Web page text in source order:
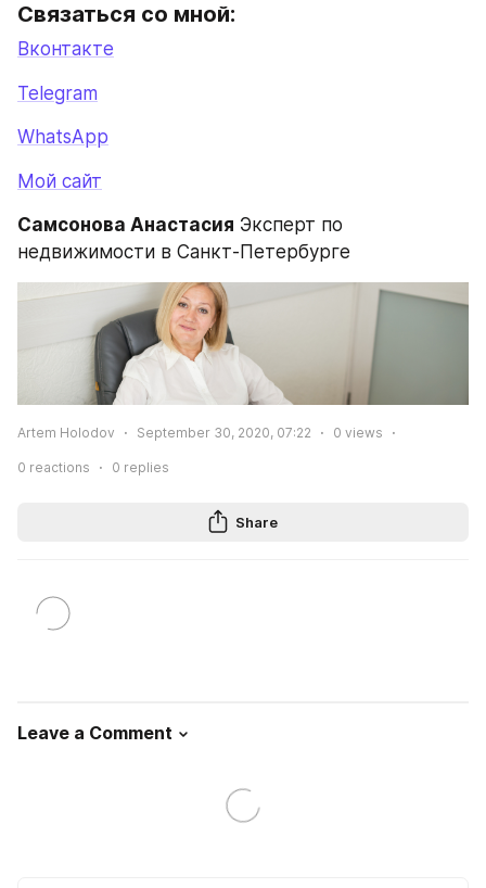
Связаться со мной:
Вконтакте
Telegram
WhatsApp
Мой сайт
Самсонова Анастасия Эксперт по
недвижимости в Санкт-Петербурге
Artem Holodov September 30, 2020, 07:22 0 views
0 reactions 0 replies
Share
Leave a Comment